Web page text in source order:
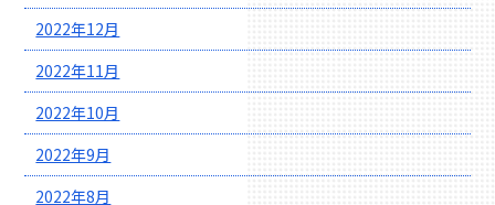
2022年12月
2022年11月
2022年10月
2022年9月
2022年8月